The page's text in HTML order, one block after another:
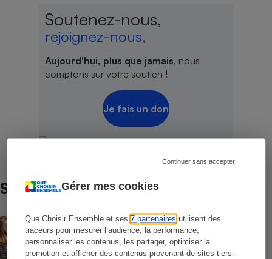
Gérer mes cookies
Que Choisir Ensemble et ses7 partenaires utilisent des
traceurs pour mesurer l’audience, la performance,
personnaliser les contenus, les partager, optimiser la
promotion et afficher des contenus provenant de sites tiers.
Continuer sans accepter
Soutenez-nous,
rejoignez-nous,
Aujourd'hui, plus que jamais, nous
comptons sur votre soutien !
Je fais un don
Sur le même sujet
ACTUALITÉ
Les moustiques vont-ils s’habituer au
répulsif le plus efficace ?